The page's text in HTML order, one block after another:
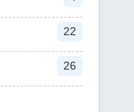
22
26